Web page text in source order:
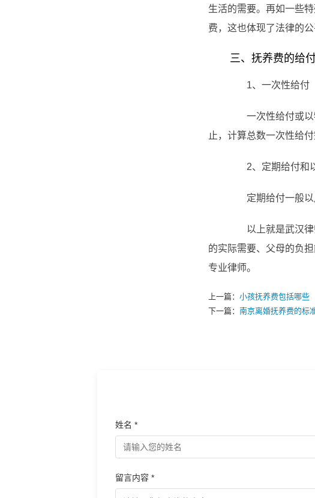
生活的需要。再如一些
费，这也体现了法律的公
三、抚养费的给
1、一次性给付
一次性给付或以物
止，计算总数一次性给付
2、定期给付和
定期给付一般以月
以上就是武汉律师
的实际需要、父母的负
专业律师。
上一篇： 小孩抚养费包括哪些
下一篇： 南京离婚抚养费的标
姓名 *
留言内容 *